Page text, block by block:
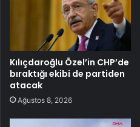
Kılıçdaroğlu Özel’in CHP’de
bıraktığı ekibi de partiden
atacak
Ağustos 8, 2026